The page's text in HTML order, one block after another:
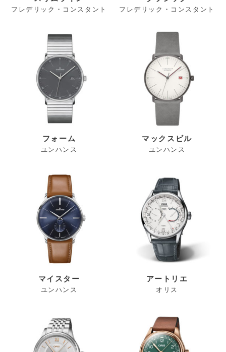
フレデリック・コンスタント フレデリック・コンスタント
フォーム
ユンハンス
マックスビル
ユンハンス
マイスター
ユンハンス
アートリエ
オリス